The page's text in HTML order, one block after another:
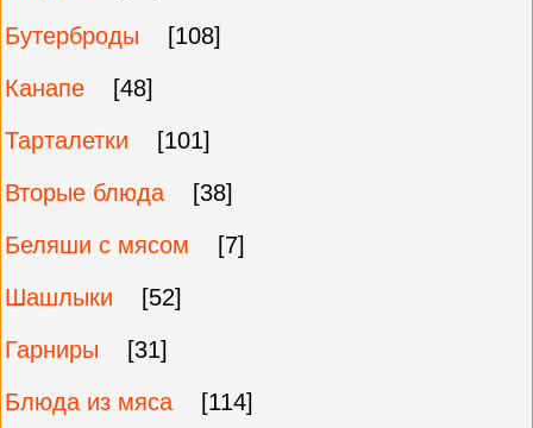
Бутерброды
[108]
Канапе
[48]
Тарталетки
[101]
Вторые блюда
[38]
Беляши с мясом
[7]
Шашлыки
[52]
Гарниры
[31]
Блюда из мяса
[114]